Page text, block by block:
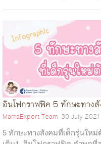
อินโฟกราฟฟิค 5 ทักษะทาง
MamaExpert Team 30 July 2021
5 ทักษะทางสังคมที่เด็กรุ่นให